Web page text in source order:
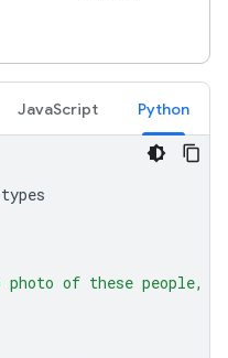
Python
JavaScript
types
photo of these people,